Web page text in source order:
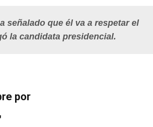
señalado que él va a respetar el
la candidata presidencial.
por